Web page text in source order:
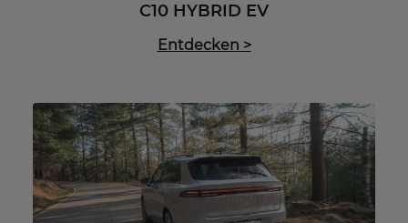
C10 HYBRID EV
Entdecken >